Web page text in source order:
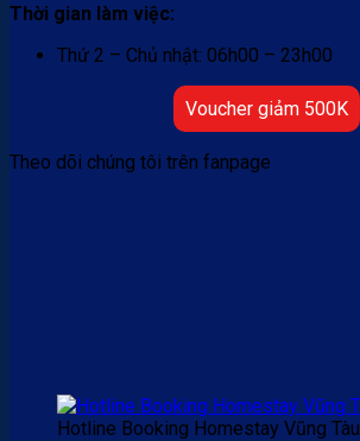
Thời gian làm việc:
Thứ 2 – Chủ nhật: 06h00 – 23h00
Voucher giảm 500K
Theo dõi chúng tôi trên fanpage
Hotline Booking Homestay Vũng Tàu